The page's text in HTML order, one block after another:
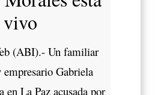
vivo
(ABI).- Un familiar
empresario Gabriela
en La Paz acusada por